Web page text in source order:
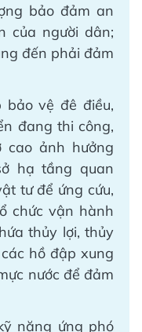
bảo đảm an
của người dân;
đến phải đảm
vệ đê điều,
đang thi công,
cao ảnh hưởng
hạ tầng quan
tư để ứng cứu,
chức vận hành
thủy lợi, thủy
hồ đập xung
nước để đảm
năng ứng phó